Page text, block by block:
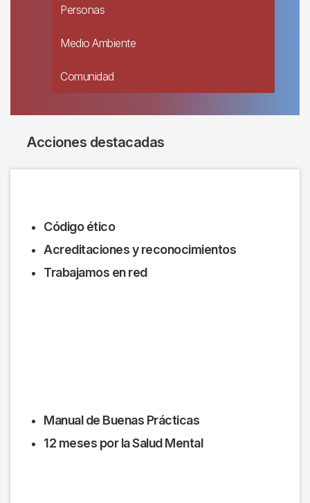
Personas
Medio Ambiente
Comunidad
Acciones destacadas
Código ético
Acreditaciones y reconocimientos
Trabajamos en red
Manual de Buenas Prácticas
12 meses por la Salud Mental